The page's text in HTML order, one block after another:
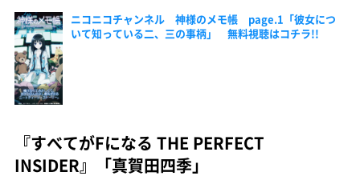
ニコニコチャンネル 神様のメモ帳 page.1「彼女につ
いて知っている二、三の事柄」 無料視聴はコチラ!!
『すべてがFになる THE PERFECT
INSIDER』「真賀田四季」